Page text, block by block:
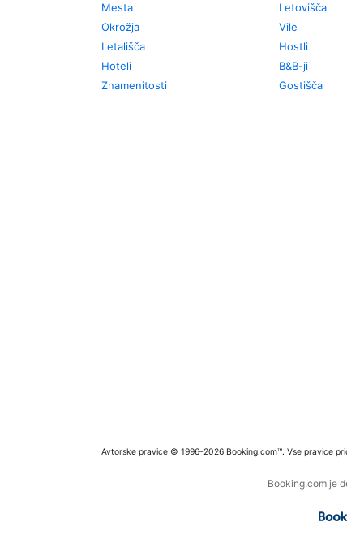
Mesta
Okrožja
Letališča
Hoteli
Znamenitosti
Letovišča
Vile
Hostli
B&B-ji
Gostišča
Avtorske pravice © 1996–2026 Booking.com™. Vse pravice
Booking.com je